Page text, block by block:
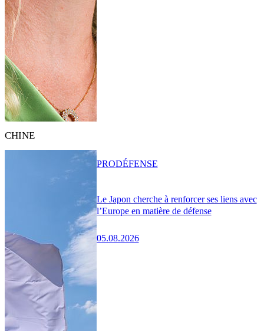
CHINE
Le Japon cherche à renforcer ses liens avec
l’Europe en matière de défense
05.08.2026
PRODÉFENSE